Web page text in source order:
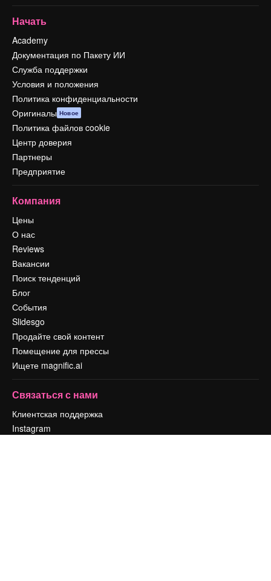
Начать
Academy
Документация по Пакету ИИ
Служба поддержки
Условия и положения
Политика конфиденциальности
Оригиналы Новое
Политика файлов cookie
Центр доверия
Партнеры
Предприятие
Компания
Цены
О нас
Reviews
Вакансии
Поиск тенденций
Блог
События
Slidesgo
Продайте свой контент
Помещение для прессы
Ищете magnific.ai
Связаться с нами
Клиентская поддержка
Instagram